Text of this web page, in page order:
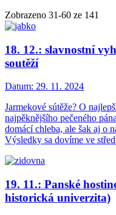
Zobrazeno 31-60 ze 141
18. 12.: slavnostní
soutěží
Datum: 29. 11. 2024
Jarmekové sútěže? O
najpěknějšího pečeného
domácí chleba, ale šak aj o
Výsledky sa dovíme ve
19. 11.: Panské
historická univerzita)